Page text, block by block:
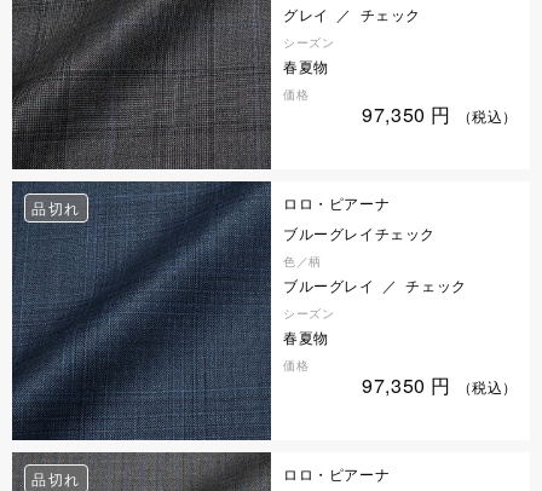
グレイ ／ チェック
シーズン
春夏物
価格
97,350 円 （税込）
品切れ
ロロ・ピアーナ
ブルーグレイチェック
色／柄
ブルーグレイ ／ チェック
シーズン
春夏物
価格
97,350 円 （税込）
品切れ
ロロ・ピアーナ